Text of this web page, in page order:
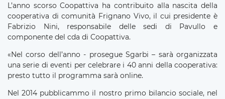
L’anno scorso Coopattiva ha contribuito alla nascita della
cooperativa di comunità Frignano Vivo, il cui presidente è
Fabrizio Nini, responsabile delle sedi di Pavullo e
componente del cda di Coopattiva.
«Nel corso dell’anno - prosegue Sgarbi – sarà organizzata
una serie di eventi per celebrare i 40 anni della cooperativa:
presto tutto il programma sarà online.
Nel 2014 pubblicammo il nostro primo bilancio sociale, nel